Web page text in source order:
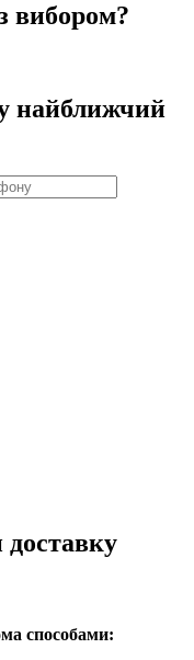
вибором?
найближчий
доставку
способами: